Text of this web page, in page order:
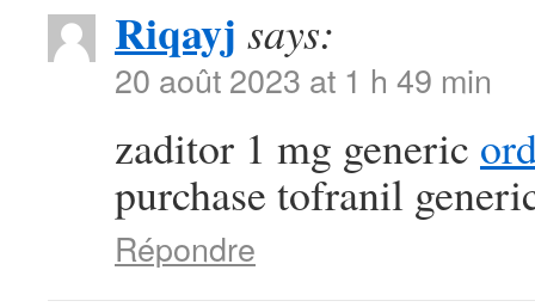
Riqayj says:
20 août 2023 at 1 h 49 min
zaditor 1 mg generic
purchase tofranil
Répondre